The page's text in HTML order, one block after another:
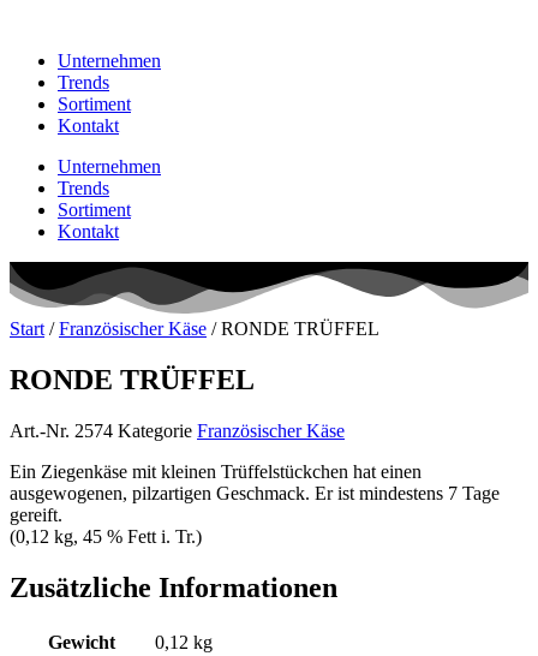
Unternehmen
Trends
Sortiment
Kontakt
Unternehmen
Trends
Sortiment
Kontakt
Start /Französischer Käse / RONDE TRÜFFEL
RONDE TRÜFFEL
Art.-Nr. 2574 Kategorie Französischer Käse
Ein Ziegenkäse mit kleinen Trüffelstückchen hat einen
ausgewogenen, pilzartigen Geschmack. Er ist mindestens 7 Tage
gereift.
(0,12 kg, 45 % Fett i. Tr.)
Zusätzliche Informationen
Gewicht 0,12 kg